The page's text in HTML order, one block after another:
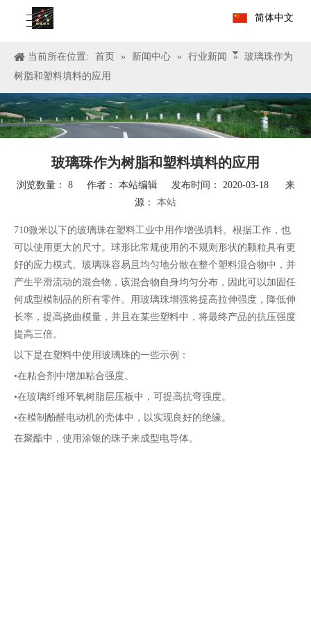
简体中文
当前所在位置: 首页 » 新闻中心 » 行业新闻 »
玻璃珠作为
树脂和塑料填料的应用
玻璃珠作为树脂和塑料填料的应用
浏览数量： 8作者： 本站编辑 发布时间： 2020-03-18 来
源： 本站
710微米以下的玻璃珠在塑料工业中用作增强填料。根据工作，也
可以使用更大的尺寸。球形比常规使用的不规则形状的颗粒具有更
好的应力模式。玻璃珠容易且均匀地分散在整个塑料混合物中，并
产生平滑流动的混合物，该混合物自身均匀分布，因此可以加固任
何成型模制品的所有零件。用玻璃珠增强将提高拉伸强度，降低伸
长率，提高挠曲模量，并且在某些塑料中，将最终产品的抗压强度
提高三倍。
以下是在塑料中使用玻璃珠的一些示例：
•在粘合剂中增加粘合强度。
•在玻璃纤维环氧树脂层压板中，可提高抗弯强度。
•在模制酚醛电动机的壳体中，以实现良好的绝缘。
在聚酯中，使用涂银的珠子来成型电导体。